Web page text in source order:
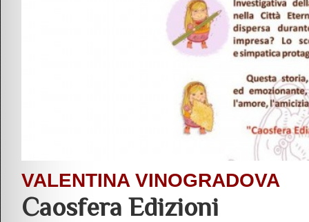
VALENTINA VINOGRADOVA
Caosfera Edizioni